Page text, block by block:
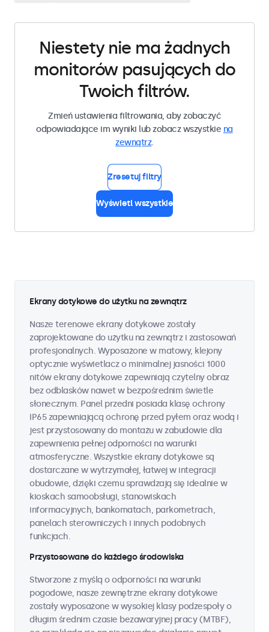
Niestety nie ma żadnych
monitorów pasujących do
Twoich filtrów.
Zmień ustawienia filtrowania, aby zobaczyć
odpowiadające im wyniki lub zobacz wszystkie na
zewnątrz.
Zresetuj filtry
Wyświetl wszystkie
Ekrany dotykowe do użytku na zewnątrz
Nasze terenowe ekrany dotykowe zostały
zaprojektowane do użytku na zewnątrz i zastosowań
profesjonalnych. Wyposażone w matowy, klejony
optycznie wyświetlacz o minimalnej jasności 1000
nitów ekrany dotykowe zapewniają czytelny obraz
bez odblasków nawet w bezpośrednim świetle
słonecznym. Panel przedni posiada klasę ochrony
IP65 zapewniającą ochronę przed pyłem oraz wodą i
jest przystosowany do montażu w zabudowie dla
zapewnienia pełnej odporności na warunki
atmosferyczne. Wszystkie ekrany dotykowe są
dostarczane w wytrzymałej, łatwej w integracji
obudowie, dzięki czemu sprawdzają się idealnie w
kioskach samoobsługi, stanowiskach
informacyjnych, bankomatach, parkometrach,
panelach sterowniczych i innych podobnych
funkcjach.
Przystosowane do każdego środowiska
Stworzone z myślą o odporności na warunki
pogodowe, nasze zewnętrzne ekrany dotykowe
zostały wyposażone w wysokiej klasy podzespoły o
długim średnim czasie bezawaryjnej pracy (MTBF),